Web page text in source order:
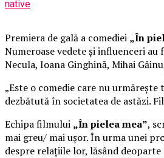
native
Premiera de gală a comediei „În
Numeroase vedete și influenceri au
Necula, Ioana Ginghină, Mihai
„Este o comedie care nu
dezbătută în societatea de astăzi.
Echipa filmului „În pielea mea”,
mai greu/ mai ușor. În urma unei
despre relațiile lor, lăsând